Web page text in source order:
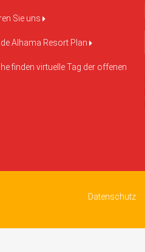
Sie uns
Alhama Resort Plan
finden virtuelle Tag der offenen
Datenschutz